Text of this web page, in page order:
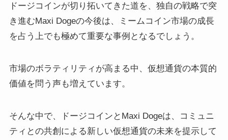
ドージコインが切り拓いてきた道を、独自の戦略で突
き進むMaxi Dogeの今後は、ミームコイン市場の成長
を占う上でも極めて重要な事例となるでしょう。
市場のボラティリティが高まる中、仮想通貨の本質的
価値を問う声も増えています。
そんな中で、ドージコインとMaxi Dogeは、コミュニ
ティとの共創による新しい仮想通貨の未来を提示して